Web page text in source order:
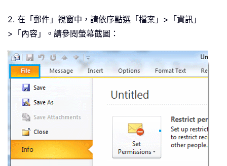
2. 在「郵件」視窗中，請依序點選「檔案」>「資訊」
>「內容」。請參閱螢幕截圖：